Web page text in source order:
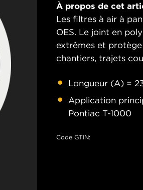
À propos de cet
Les filtres à air à
OES. Le joint en
extrêmes et
chantiers, trajets
Longueur (A) =
Application
Pontiac T-1000
Code GTIN: